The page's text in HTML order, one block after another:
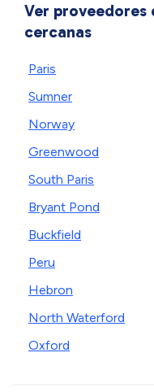
Ver proveedores
cercanas
Paris
Sumner
Norway
Greenwood
South Paris
Bryant Pond
Buckfield
Peru
Hebron
North Waterford
Oxford